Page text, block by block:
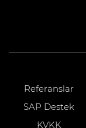
Referanslar
SAP Destek
KVKK